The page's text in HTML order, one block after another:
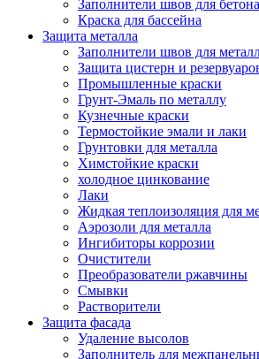
Заполнители швов для бетона
Краска для бассейна
Защита металла
Заполнители швов для
Защита цистерн и
Промышленные краски
Грунт-Эмаль по металлу
Кузнечные краски
Термостойкие эмали и лаки
Грунтовки для металла
Химстойкие краски
холодное цинкование
Лаки
Жидкая теплоизоляция для
Аэрозоли для металла
Ингибиторы коррозии
Очистители
Преобразователи ржавчины
Смывки
Растворители
Защита фасада
Удаление высолов
Заполнитель для